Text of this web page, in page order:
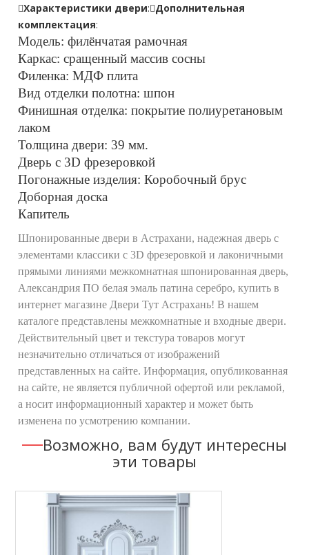
Характеристики двери: Дополнительная
комплектация:
Модель: филёнчатая рамочная
Каркас: сращенный массив сосны
Филенка: МДФ плита
Вид отделки полотна: шпон
Финишная отделка: покрытие полиуретановым
лаком
Толщина двери: 39 мм.
Дверь с 3D фрезеровкой
Погонажные изделия: Коробочный брус
Доборная доска
Капитель
Шпонированные двери в Астрахани, надежная дверь с
элементами классики с 3D фрезеровкой и лаконичными
прямыми линиями межкомнатная шпонированная дверь,
Александрия ПО белая эмаль патина серебро, купить в
интернет магазине Двери Тут Астрахань! В нашем
каталоге представлены межкомнатные и входные двери.
Действительный цвет и текстура товаров могут
незначительно отличаться от изображений
представленных на сайте. Информация, опубликованная
на сайте, не является публичной офертой или рекламой,
а носит информационный характер и может быть
изменена по усмотрению компании.
Возможно, вам будут интересны
эти товары